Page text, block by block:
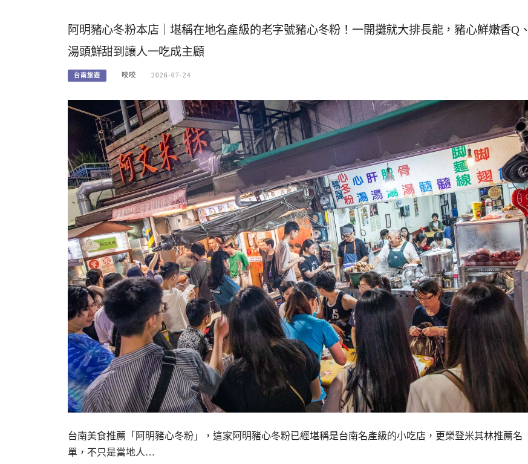
阿明豬心冬粉本店｜堪稱在地名產級的老字號豬心冬粉！一開攤就大排長龍，豬心鮮嫩香Q、
湯頭鮮甜到讓人一吃成主顧
台南旅遊 咬咬 2026-07-24
台南美食推薦「阿明豬心冬粉」，這家阿明豬心冬粉已經堪稱是台南名產級的小吃店，更榮登米其林推薦名
單，不只是當地人…